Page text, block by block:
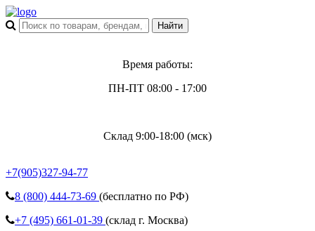
Время работы:
ПН-ПТ 08:00 - 17:00
Склад 9:00-18:00 (мск)
+7(905)327-94-77
8 (800) 444-73-69 (бесплатно по РФ)
+7 (495) 661-01-39 (склад г. Москва)